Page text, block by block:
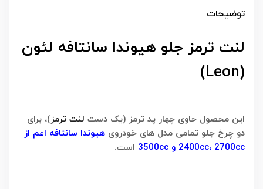
توضیحات
لنت ترمز جلو هیوندا سانتافه لئون
(Leon)
این محصول حاوی چهار پد ترمز (یک دست لنت ترمز)، برای
دو چرخ جلو تمامی مدل های خودروی هیوندا سانتافه اعم از
2400cc، 2700cc و 3500cc
است.